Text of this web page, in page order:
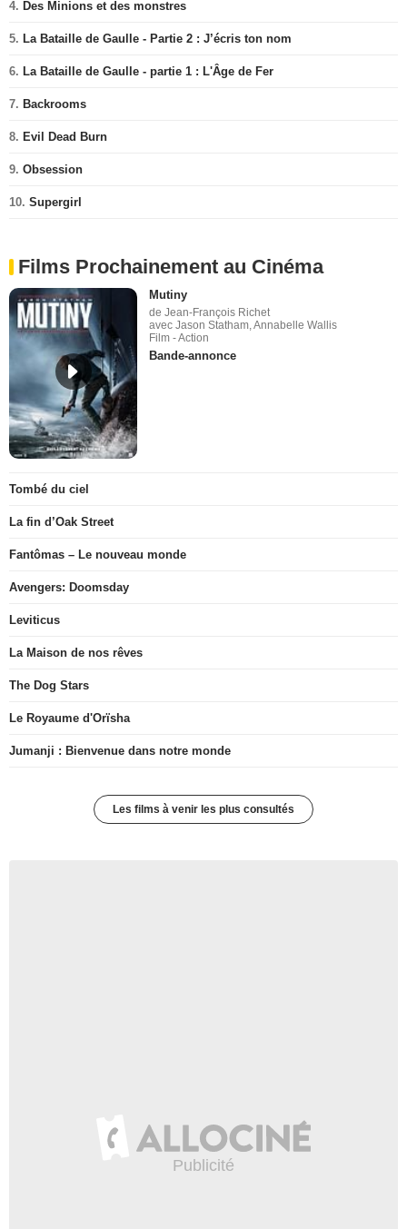
4. Des Minions et des monstres
5. La Bataille de Gaulle - Partie 2 : J’écris ton nom
6. La Bataille de Gaulle - partie 1 : L'Âge de Fer
7. Backrooms
8. Evil Dead Burn
9. Obsession
10. Supergirl
Films Prochainement au Cinéma
Mutiny
de Jean-François Richet
avec Jason Statham, Annabelle Wallis
Film - Action
Bande-annonce
Tombé du ciel
La fin d’Oak Street
Fantômas – Le nouveau monde
Avengers: Doomsday
Leviticus
La Maison de nos rêves
The Dog Stars
Le Royaume d'Orïsha
Jumanji : Bienvenue dans notre monde
Les films à venir les plus consultés